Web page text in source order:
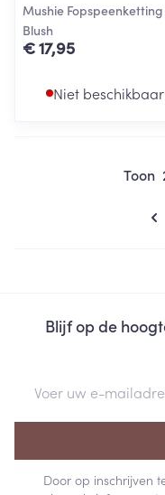
Mushie Fopspeenketting
Blush
€ 17,95
Niet beschikbaar
Toon
Blijf op de
Door op inschrijven